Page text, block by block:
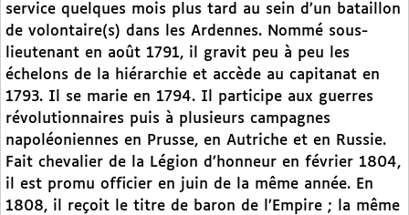
service quelques mois plus tard au sein d’un bataillon
de volontaire(s) dans les Ardennes. Nommé sous-
lieutenant en août 1791, il gravit peu à peu les
échelons de la hiérarchie et accède au capitanat en
1793. Il se marie en 1794. Il participe aux guerres
révolutionnaires puis à plusieurs campagnes
napoléoniennes en Prusse, en Autriche et en Russie.
Fait chevalier de la Légion d’honneur en février 1804,
il est promu officier en juin de la même année. En
1808, il reçoit le titre de baron de l’Empire ; la même